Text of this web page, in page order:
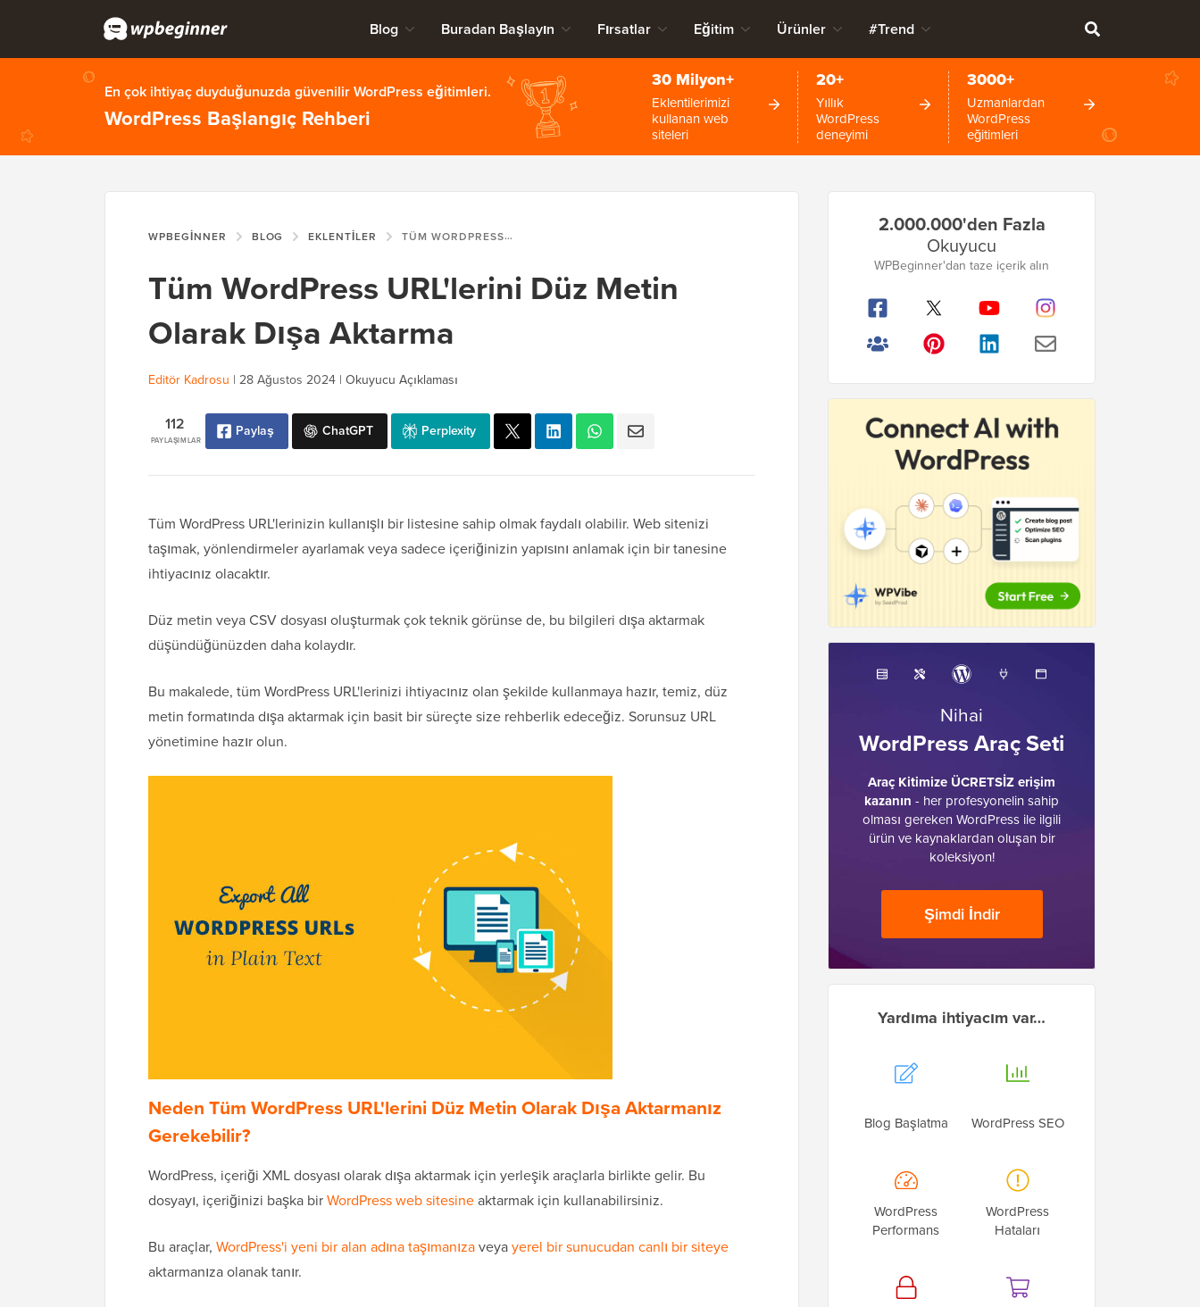
Blog Buradan Başlayın Fırsatlar Eğitim Ürünler #Trend
En çok ihtiyaç duyduğunuzda güvenilir WordPress eğitimleri.
WordPress Başlangıç Rehberi
30 Milyon+
Eklentilerimizi
kullanan web
siteleri
20+
Yıllık
WordPress
deneyimi
3000+
Uzmanlardan
WordPress
eğitimleri
WPBEGINNER BLOG EKLENTILER TÜM WORDPRESS URL'LERINI DÜZ METIN OLARAK DIŞA AKTARMA
Tüm WordPress URL'lerini Düz Metin
Olarak Dışa Aktarma
Editör Kadrosu | 28 Ağustos 2024 | Okuyucu Açıklaması
PAYLAŞIMLAR
112 Paylaş ChatGPT Perplexity
Tüm WordPress URL'lerinizin kullanışlı bir listesine sahip olmak faydalı olabilir. Web sitenizi
taşımak, yönlendirmeler ayarlamak veya sadece içeriğinizin yapısını anlamak için bir tanesine
ihtiyacınız olacaktır.
Düz metin veya CSV dosyası oluşturmak çok teknik görünse de, bu bilgileri dışa aktarmak
düşündüğünüzden daha kolaydır.
Bu makalede, tüm WordPress URL'lerinizi ihtiyacınız olan şekilde kullanmaya hazır, temiz, düz
metin formatında dışa aktarmak için basit bir süreçte size rehberlik edeceğiz. Sorunsuz URL
yönetimine hazır olun.
Neden Tüm WordPress URL'lerini Düz Metin Olarak Dışa Aktarmanız
Gerekebilir?
WordPress, içeriği XML dosyası olarak dışa aktarmak için yerleşik araçlarla birlikte gelir. Bu
dosyayı, içeriğinizi başka birWordPress web sitesineaktarmak için kullanabilirsiniz.
Bu araçlar, WordPress'i yeni bir alan adına taşımanızaveyayerel bir sunucudan canlı bir siteye
aktarmanıza olanak tanır.
Kenar
Çubuğu
2.000.000'den Fazla
Okuyucu
WPBeginner'dan taze içerik alın
Nihai
WordPress Araç Seti
Araç Kitimize ÜCRETSİZ erişim
kazanın - her profesyonelin sahip
olması gereken WordPress ile ilgili
ürün ve kaynaklardan oluşan bir
koleksiyon!
Şimdi İndir
Yardıma ihtiyacım var…
Blog Başlatma WordPress SEO
WordPress
Performans
WordPress
Hataları